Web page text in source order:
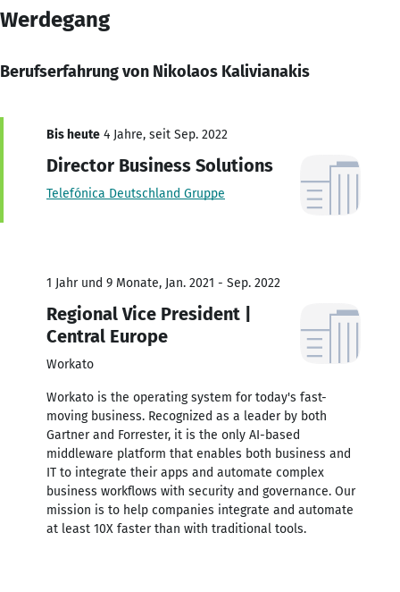
Werdegang
Berufserfahrung von Nikolaos Kalivianakis
Bis heute 4 Jahre, seit Sep. 2022
Director Business Solutions
Telefónica Deutschland Gruppe
1 Jahr und 9 Monate, Jan. 2021 - Sep. 2022
Regional Vice President |
Central Europe
Workato
Workato is the operating system for today's fast-
moving business. Recognized as a leader by both
Gartner and Forrester, it is the only AI-based
middleware platform that enables both business and
IT to integrate their apps and automate complex
business workflows with security and governance. Our
mission is to help companies integrate and automate
at least 10X faster than with traditional tools.